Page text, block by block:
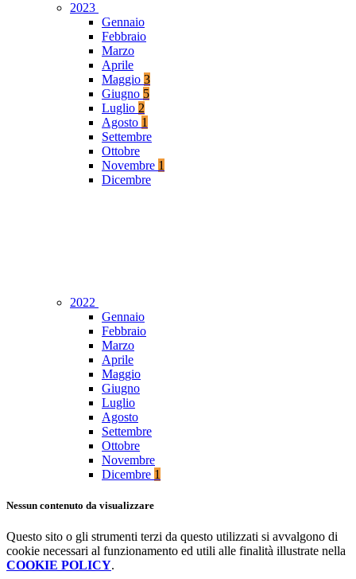
2023
Gennaio
Febbraio
Marzo
Aprile
Maggio 3
Giugno 5
Luglio 2
Agosto 1
Settembre
Ottobre
Novembre 1
Dicembre
2022
Gennaio
Febbraio
Marzo
Aprile
Maggio
Giugno
Luglio
Agosto
Settembre
Ottobre
Novembre
Dicembre 1
Nessun contenuto da visualizzare
Questo sito o gli strumenti terzi da questo utilizzati si avvalgono di
cookie necessari al funzionamento ed utili alle finalità illustrate nella
COOKIE POLICY.